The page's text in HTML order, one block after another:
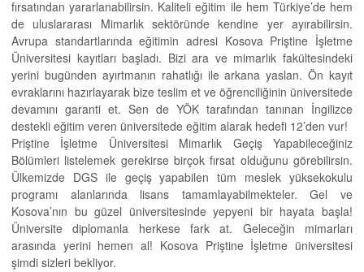
fırsatından yararlanabilirsin. Kaliteli eğitim ile hem Türkiye’de hem
de uluslararası Mimarlık sektöründe kendine yer ayırabilirsin.
Avrupa standartlarında eğitimin adresi Kosova Priştine İşletme
Üniversitesi kayıtları başladı. Bizi ara ve mimarlık fakültesindeki
yerini bugünden ayırtmanın rahatlığı ile arkana yaslan. Ön kayıt
evraklarını hazırlayarak bize teslim et ve öğrenciliğinin üniversitede
devamını garanti et. Sen de YÖK tarafından tanınan İngilizce
destekli eğitim veren üniversitede eğitim alarak hedefi 12’den vur!
Priştine İşletme Üniversitesi Mimarlık Geçiş Yapabileceğiniz
Bölümleri listelemek gerekirse birçok fırsat olduğunu görebilirsin.
Ülkemizde DGS ile geçiş yapabilen tüm meslek yüksekokulu
programı alanlarında lisans tamamlayabilmekteler. Gel ve
Kosova’nın bu güzel üniversitesinde yepyeni bir hayata başla!
Üniversite diplomanla herkese fark at. Geleceğin mimarları
arasında yerini hemen al! Kosova Priştine İşletme üniversitesi
şimdi sizleri bekliyor.